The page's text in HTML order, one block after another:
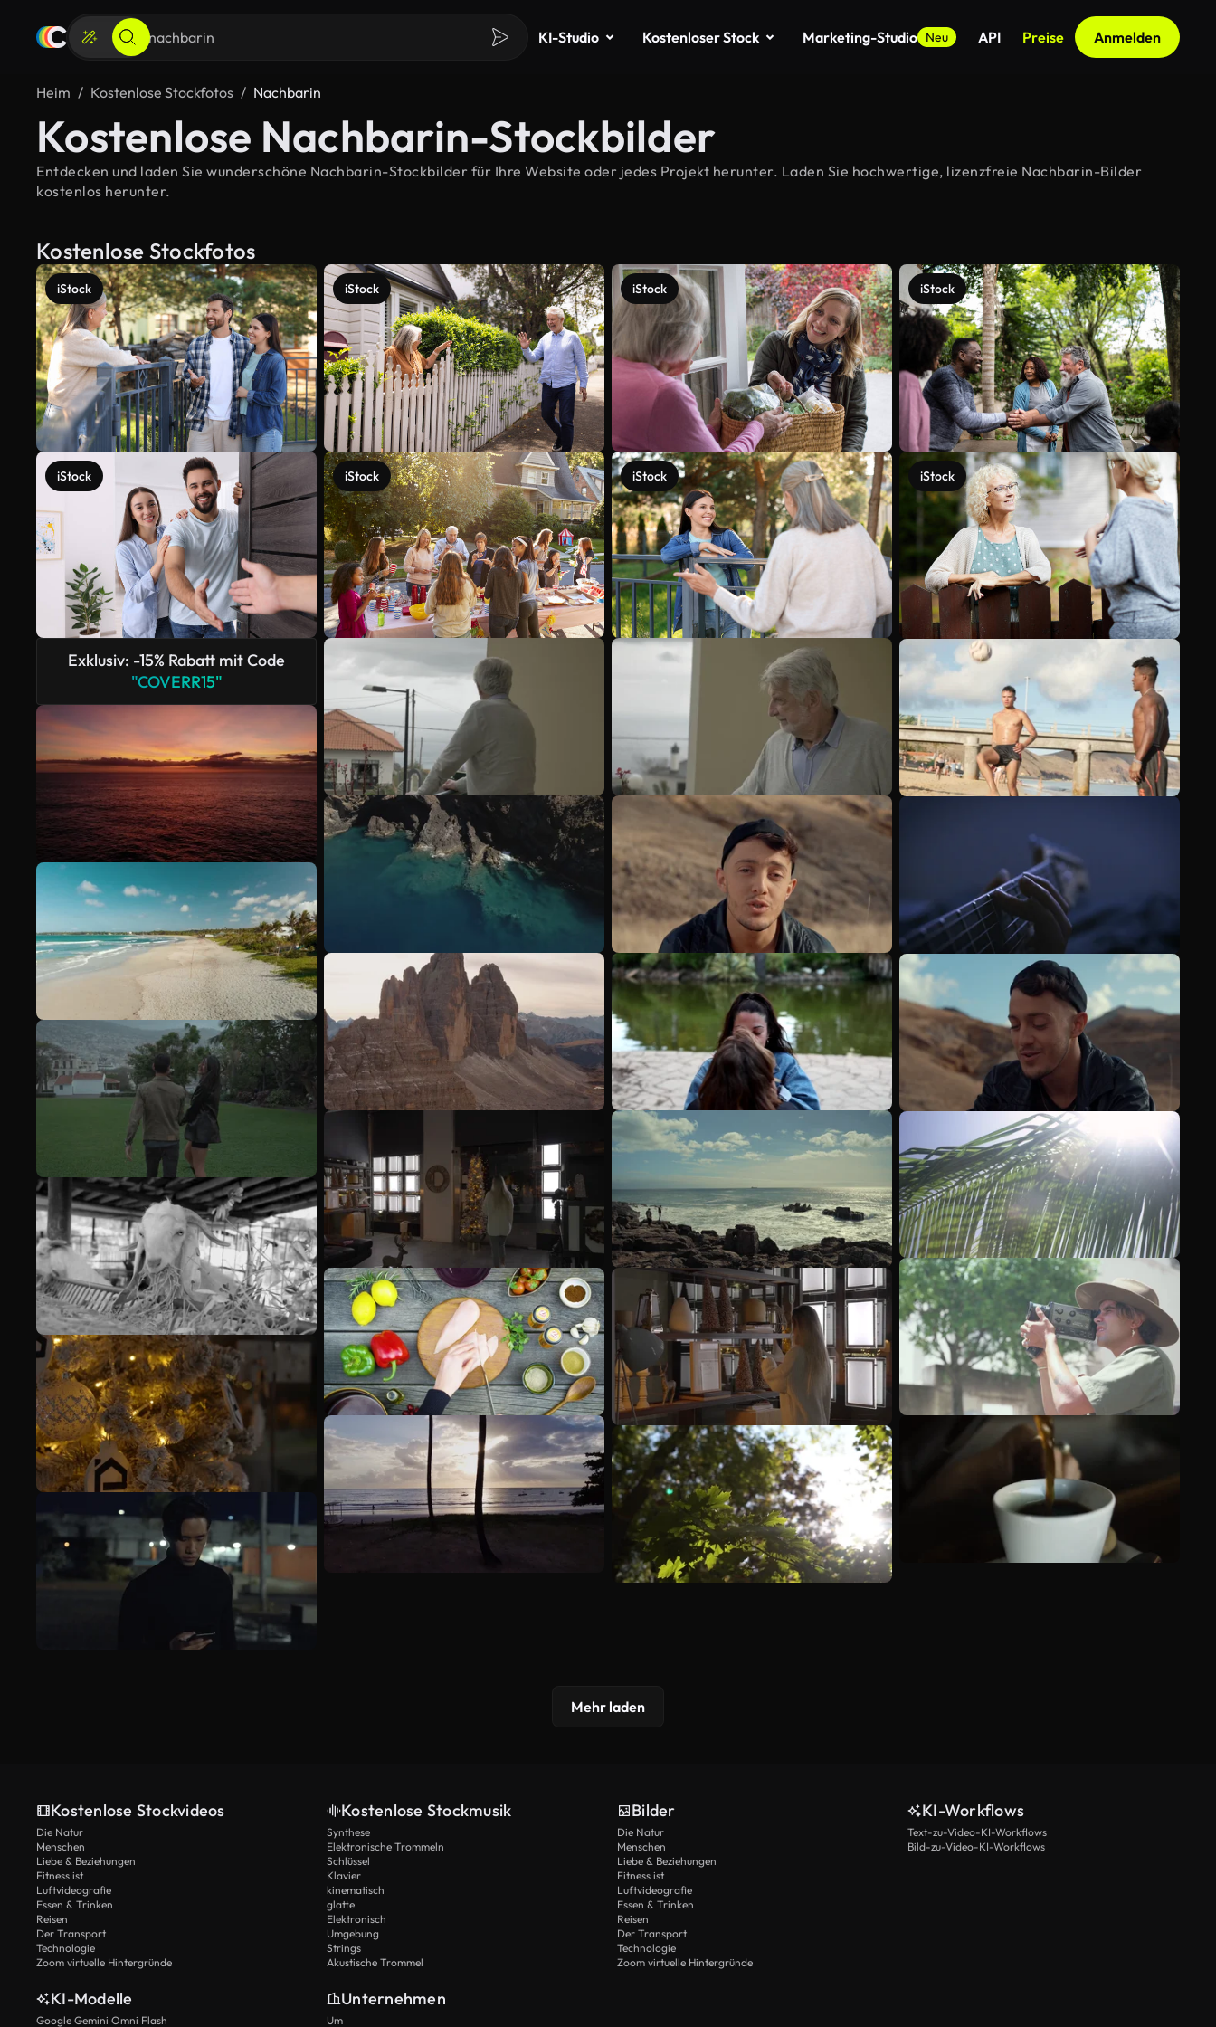
KI-Studio Kostenloser Stock Marketing-Studio Neu API Preise Anmelden
Heim Kostenlose Stockfotos Nachbarin
Kostenlose Nachbarin-Stockbilder
Entdecken und laden Sie wunderschöne Nachbarin-Stockbilder für Ihre Website oder jedes Projekt herunter. Laden Sie hochwertige, lizenzfreie Nachbarin-Bilder
kostenlos herunter.
Kostenlose Stockfotos
iStock
iStock
Exklusiv: -15% Rabatt mit Code
"COVERR15"
iStock
iStock
iStock
iStock
iStock
iStock
Mehr anzeigen
Mehr laden
Kostenlose Stockvideos
Die Natur
Menschen
Liebe & Beziehungen
Fitness ist
Luftvideografie
Essen & Trinken
Reisen
Der Transport
Technologie
Zoom virtuelle Hintergründe
Kostenlose Stockmusik
Synthese
Elektronische Trommeln
Schlüssel
Klavier
kinematisch
glatte
Elektronisch
Umgebung
Strings
Akustische Trommel
Bilder
Die Natur
Menschen
Liebe & Beziehungen
Fitness ist
Luftvideografie
Essen & Trinken
Reisen
Der Transport
Technologie
Zoom virtuelle Hintergründe
KI-Workflows
Text-zu-Video-KI-Workflows
Bild-zu-Video-KI-Workflows
KI-Modelle
Google Gemini Omni Flash
Unternehmen
Um